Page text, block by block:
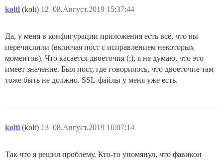
koltl (kolt) 08.Август.2019 15:37:44
12
Да, у меня в конфигурации приложения есть всё, что вы
перечислили (включая пост с исправлением некоторых
моментов). Что касается двоеточия (:), я не думаю, что это
имеет значение. Был пост, где говорилось, что двоеточие там
тоже быть не должно. SSL-файлы у меня уже есть.
koltl (kolt) 08.Август.2019 16:07:14
13
Так что я решил проблему. Кто-то упомянул, что фавикон